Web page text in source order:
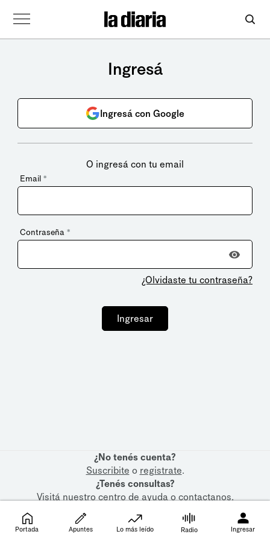
Ingresá
Ingresá con Google
O ingresá con tu email
Email *
Contraseña *
¿Olvidaste tu contraseña?
Ingresar
¿No tenés cuenta?
Suscribite o registrate.
¿Tenés consultas?
Visitá nuestrocentro de ayudaocontactanos.
Portada Apuntes Lo más leído Radio Ingresar